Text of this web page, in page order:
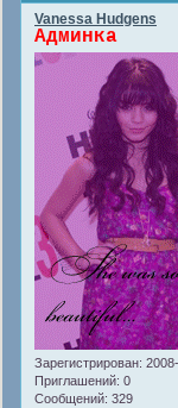
Vanessa Hudgens
Админка
Зарегистрирован:
Приглашений: 0
Сообщений: 329